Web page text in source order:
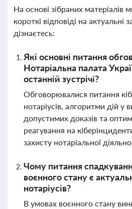
На основі зібраних матеріалів
короткі відповіді на актуальні
дізнаєтесь:
Які основні питання
Нотаріальна палата
останній зустрічі?
Обговорювалися питання
нотаріусів, алгоритми дій у
допустимих доказів та
реагування на
захисту нотаріальної
Чому питання
воєнного стану є
нотаріусів?
В умовах воєнного стану